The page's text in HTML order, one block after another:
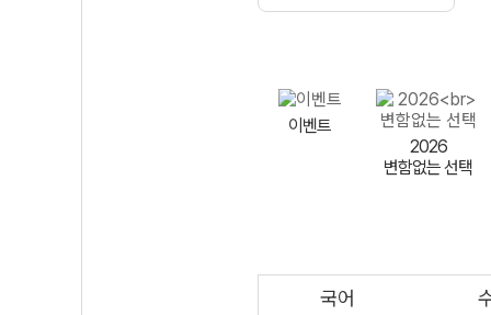
이벤트
2026
변함없는 선택
국어